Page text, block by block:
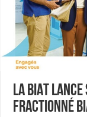
La BIAT
fractionné